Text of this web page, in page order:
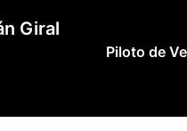
Giral
Piloto de